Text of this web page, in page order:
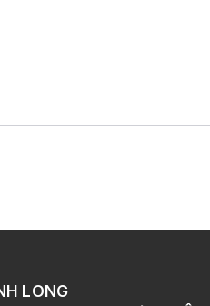
LONG